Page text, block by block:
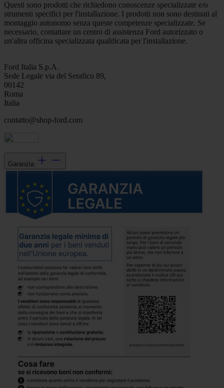
Questi sono prodotti che richiedono conoscenze specializzate e/o
strumenti specifici per l'installazione. I prodotti non sono destinati al
montaggio autonomo senza queste competenze specializzate. Se
necessario, contattare un centro di assistenza Ford autorizzato o
un'altra officina specializzata qualificata per l'installazione.
Ford Italia S.p.A.
Sede Legale via del Serafico 89,
00142
Roma
Italia
contatto@shop-ford.com
Garanzia